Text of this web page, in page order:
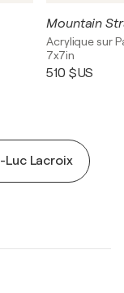
Mountain
Acrylique sur
7x7in
510 $US
Lacroix